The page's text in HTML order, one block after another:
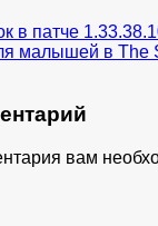
в патче
малышей в The
вам